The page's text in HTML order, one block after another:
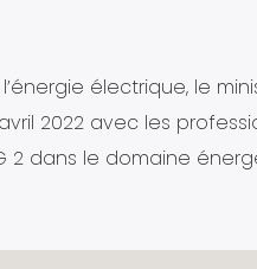
électrique, le
2022 avec les
2 dans le domaine